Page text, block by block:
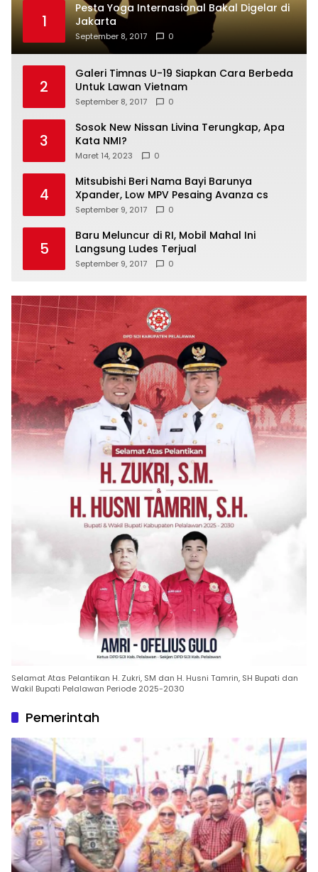
1
Pesta Yoga Internasional Bakal Digelar di
Jakarta
September 8, 2017 0
2
Galeri Timnas U-19 Siapkan Cara Berbeda
Untuk Lawan Vietnam
September 8, 2017 0
3
Sosok New Nissan Livina Terungkap, Apa
Kata NMI?
Maret 14, 2023 0
4
Mitsubishi Beri Nama Bayi Barunya
Xpander, Low MPV Pesaing Avanza cs
September 9, 2017 0
5
Baru Meluncur di RI, Mobil Mahal Ini
Langsung Ludes Terjual
September 9, 2017 0
Selamat Atas Pelantikan H. Zukri, SM dan H. Husni Tamrin, SH Bupati dan
Wakil Bupati Pelalawan Periode 2025-2030
Pemerintah